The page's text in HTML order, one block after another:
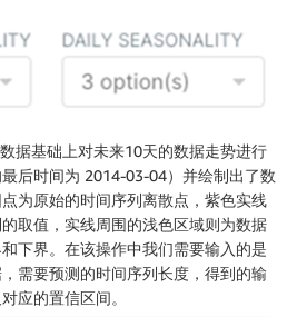
据基础上对未来10天的数据走势进行
后时间为 2014-03-04）并绘制出了数
为原始的时间序列离散点，紫色实线
取值，实线周围的浅色区域则为数据
下界。在该操作中我们需要输入的是
需要预测的时间序列长度，得到的输
应的置信区间。